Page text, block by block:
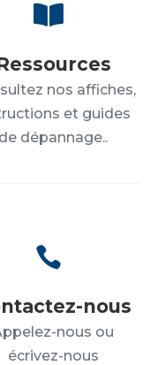

nos affiches,
et guides
de dépannage..

nous
nous ou
écrivez-nous